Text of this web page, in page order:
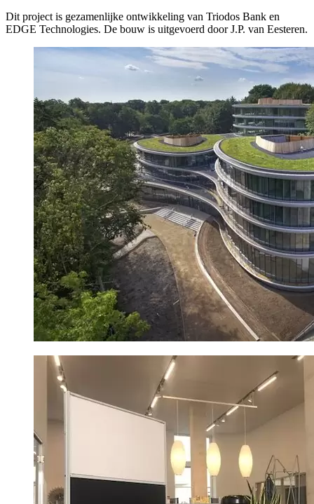
Dit project is gezamenlijke ontwikkeling van Triodos Bank en
EDGE Technologies. De bouw is uitgevoerd door J.P. van Eesteren.